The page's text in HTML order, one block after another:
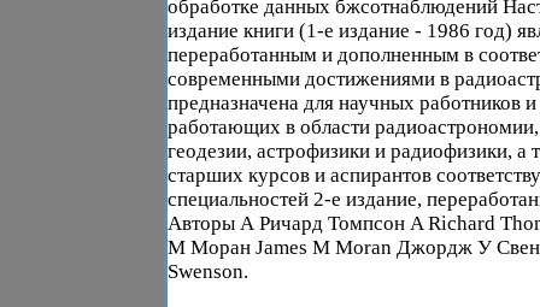
обработке данных бжсотнаблюдений
издание книги (1-е издание - 1986 год)
переработанным и дополненным в
современными достижениями в
предназначена для научных работников
работающих в области
геодезии, астрофизики и радиофизики, а
старших курсов и аспирантов
специальностей 2-е издание,
Авторы А Ричард Томпсон A Richard
М Моран James M Moran Джордж У
Swenson.